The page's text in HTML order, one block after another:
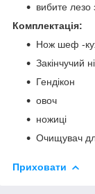
вибите лезо
Комплектація:
Нож шеф -
Закінчучий
Гендікон
овоч
ножиці
Очищувач
Приховати